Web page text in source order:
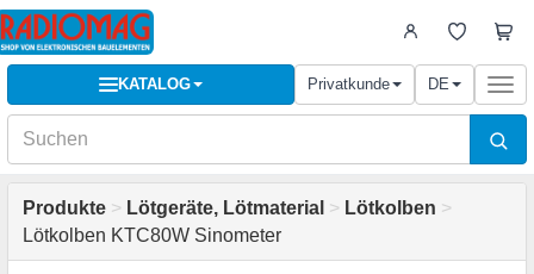
KATALOG Privatkunde DE
Produkte > Lötgeräte, Lötmaterial > Lötkolben >
Lötkolben KTC80W Sinometer